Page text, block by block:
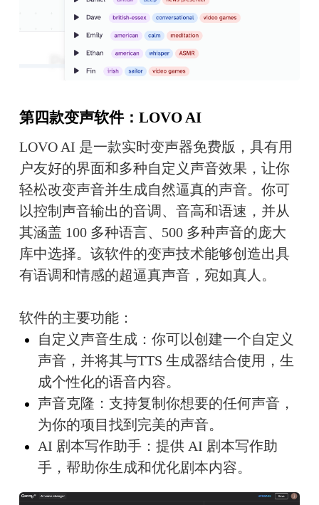
第四款变声软件：LOVO AI
LOVO AI 是一款实时变声器免费版，具有用
户友好的界面和多种自定义声音效果，让你
轻松改变声音并生成自然逼真的声音。你可
以控制声音输出的音调、音高和语速，并从
其涵盖 100 多种语言、500 多种声音的庞大
库中选择。该软件的变声技术能够创造出具
有语调和情感的超逼真声音，宛如真人。
软件的主要功能：
自定义声音生成：你可以创建一个自定义
声音，并将其与TTS 生成器结合使用，生
成个性化的语音内容。
声音克隆：支持复制你想要的任何声音，
为你的项目找到完美的声音。
AI 剧本写作助手：提供 AI 剧本写作助
手，帮助你生成和优化剧本内容。